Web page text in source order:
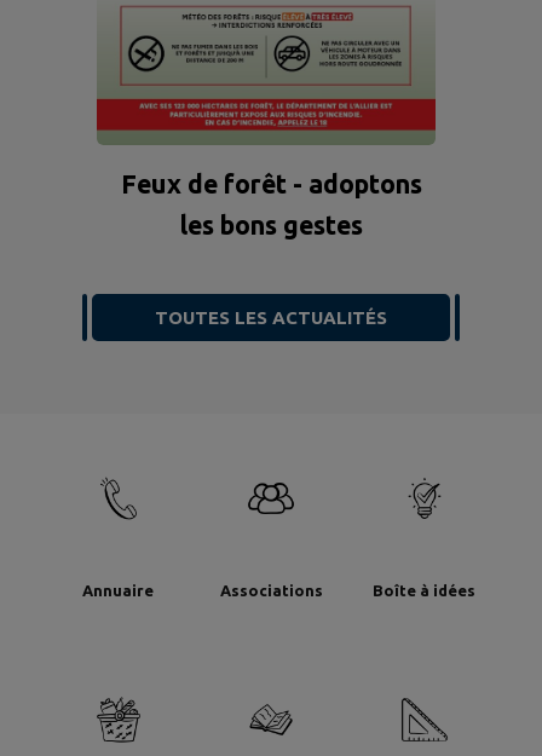
Feux de forêt - adoptons
les bons gestes
TOUTES LES ACTUALITÉS
Annuaire Associations Boîte à idées